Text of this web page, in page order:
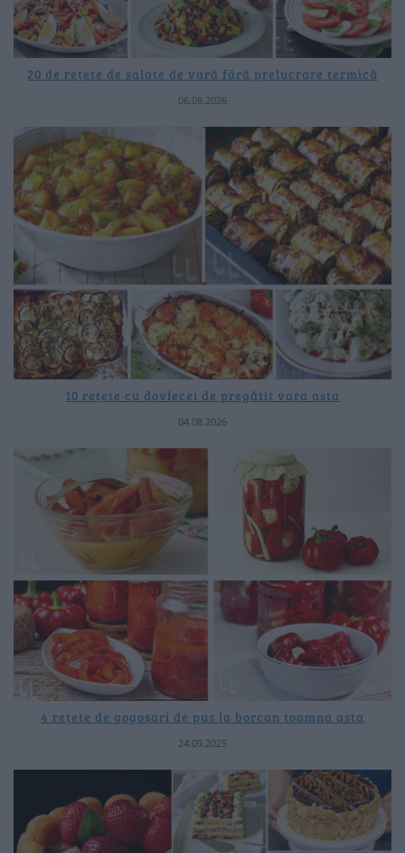
20 de rețete de salate de vară fără prelucrare termică
06.08.2026
10 rețete cu dovlecei de pregătit vara asta
04.08.2026
4 rețete de gogoșari de pus la borcan toamna asta
24.09.2025